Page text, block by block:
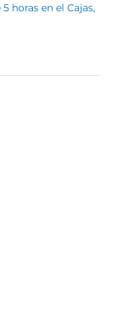
horas en el Cajas,